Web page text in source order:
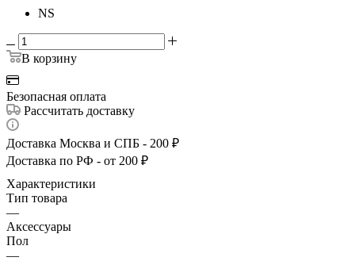
NS
В корзину
Безопасная оплата
Рассчитать доставку
Доставка Москва и СПБ - 200 ₽
Доставка по РФ - от 200 ₽
Характеристики
Тип товара
—
Аксессуары
Пол
—